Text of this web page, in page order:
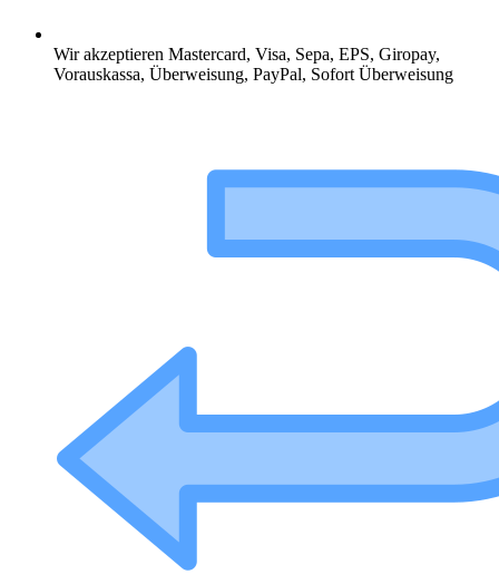
Wir akzeptieren Mastercard, Visa, Sepa, EPS, Giropay,
Vorauskassa, Überweisung, PayPal, Sofort Überweisung